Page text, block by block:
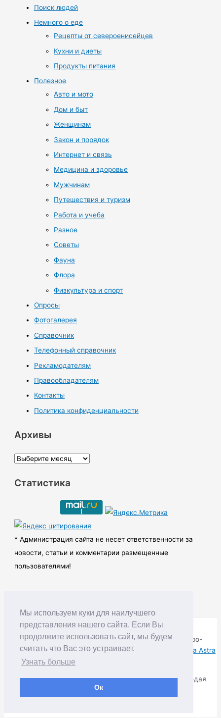
Мы используем куки для наилучшего
представления нашего сайта. Если Вы
продолжите использовать сайт, мы будем
считать что Вас это устраивает.
Узнать больше
Ок
Поиск людей
Немного о еде
Рецепты от североенисейцев
Кухни и диеты
Продукты питания
Полезное
Авто и мото
Дом и быт
Женщинам
Закон и порядок
Интернет и связь
Медицина и здоровье
Мужчинам
Путешествия и туризм
Работа и учеба
Разное
Советы
Фауна
Флора
Физкультура и спорт
Опросы
Фотогалерея
Справочник
Телефонный справочник
Рекламодателям
Правообладателям
Контакты
Политика конфиденциальности
Архивы
А
х
ы
Статистика
* Администрация сайта не несет ответственности за
новости, статьи и комментарии размещенные
пользователями!
Copyright © RUDNIK.MOBI 28.06.2008 - 2026 | Северо-
Енисейский округ Красноярского края | Powered by
Тема Astra
Копирование материалов разрешается только соблюдая
Правила